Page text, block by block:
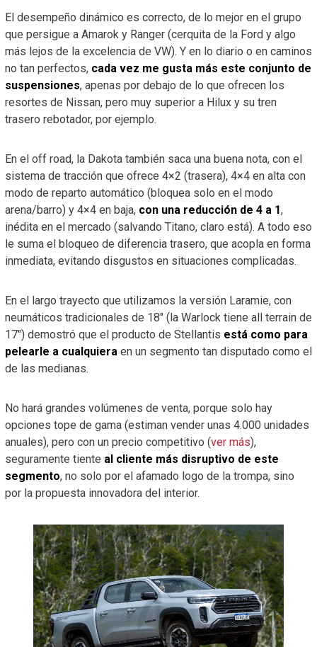
El desempeño dinámico es correcto, de lo mejor en el grupo
que persigue a Amarok y Ranger (cerquita de la Ford y algo
más lejos de la excelencia de VW). Y en lo diario o en caminos
no tan perfectos, cada vez me gusta más este conjunto de
suspensiones, apenas por debajo de lo que ofrecen los
resortes de Nissan, pero muy superior a Hilux y su tren
trasero rebotador, por ejemplo.
En el off road, la Dakota también saca una buena nota, con el
sistema de tracción que ofrece 4×2 (trasera), 4×4 en alta con
modo de reparto automático (bloquea solo en el modo
arena/barro) y 4×4 en baja, con una reducción de 4 a 1,
inédita en el mercado (salvando Titano, claro está). A todo eso
le suma el bloqueo de diferencia trasero, que acopla en forma
inmediata, evitando disgustos en situaciones complicadas.
En el largo trayecto que utilizamos la versión Laramie, con
neumáticos tradicionales de 18″ (la Warlock tiene all terrain de
17″) demostró que el producto de Stellantis está como para
pelearle a cualquieraen un segmento tan disputado como el
de las medianas.
No hará grandes volúmenes de venta, porque solo hay
opciones tope de gama (estiman vender unas 4.000 unidades
anuales), pero con un precio competitivo (ver más),
seguramente tiente al cliente más disruptivo de este
segmento, no solo por el afamado logo de la trompa, sino
por la propuesta innovadora del interior.